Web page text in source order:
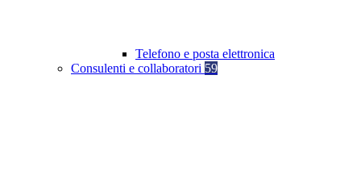
Telefono e posta elettronica
Consulenti e collaboratori 59